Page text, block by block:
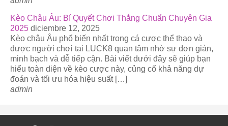
Kèo Châu Âu: Bí Quyết Chơi Thắng Chuẩn Chuyên Gia
2025 diciembre 12, 2025
Kèo châu Âu phổ biến nhất trong cá cược thể thao và
được người chơi tại LUCK8 quan tâm nhờ sự đơn giản,
minh bạch và dễ tiếp cận. Bài viết dưới đây sẽ giúp bạn
hiểu toàn diện về kèo cược này, củng cố khả năng dự
đoán và tối ưu hóa hiệu suất […]
admin